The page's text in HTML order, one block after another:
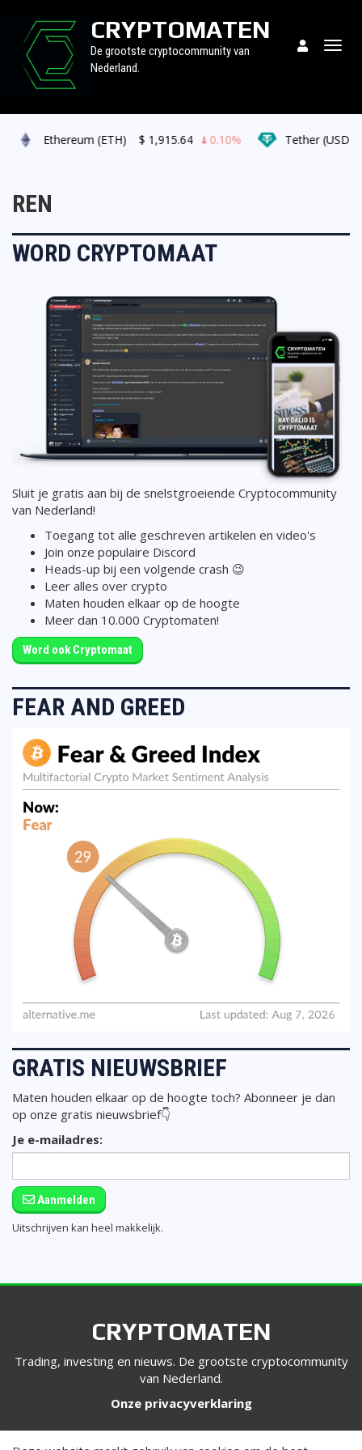
CRYPTOMATEN
De grootste cryptocommunity van
Nederland.
Ethereum (ETH) $1,915.64 0.10% Tether (USDT)
REN
WORD CRYPTOMAAT
Sluit je gratis aan bij de snelstgroeiende Cryptocommunity
van Nederland!
Toegang tot alle geschreven artikelen en video's
Join onze populaire Discord
Heads-up bij een volgende crash 😉
Leer alles over crypto
Maten houden elkaar op de hoogte
Meer dan 10.000 Cryptomaten!
Word ook Cryptomaat
FEAR AND GREED
GRATIS NIEUWSBRIEF
Maten houden elkaar op de hoogte toch? Abonneer je dan
op onze gratis nieuwsbrief👇
Je e-mailadres:
Aanmelden
Uitschrijven kan heel makkelijk.
CRYPTOMATEN
Trading, investing en nieuws. De grootste cryptocommunity
van Nederland.
Onze privacyverklaring
VOLG ONS